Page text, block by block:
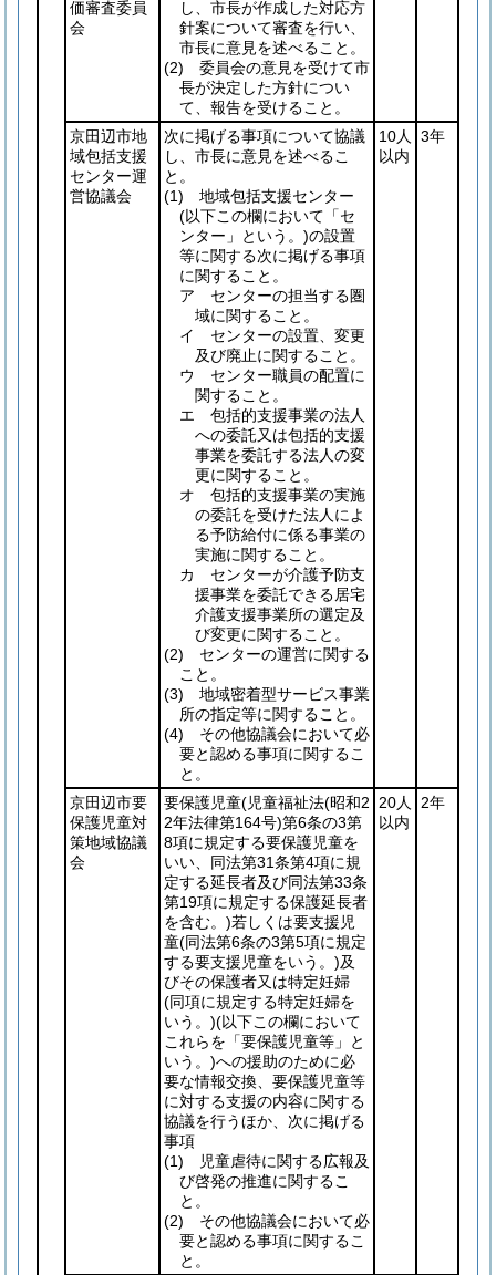
価審査委員
会
し、市長が作成した対応方
針案について審査を行い、
市長に意見を述べること。
(2) 委員会の意見を受けて市
長が決定した方針につい
て、報告を受けること。
京田辺市地
域包括支援
センター運
営協議会
次に掲げる事項について協議
し、市長に意見を述べるこ
と。
(1) 地域包括支援センター
(以下この欄において「セ
ンター」という。)の設置
等に関する次に掲げる事項
に関すること。
ア センターの担当する圏
域に関すること。
イ センターの設置、変更
及び廃止に関すること。
ウ センター職員の配置に
関すること。
エ 包括的支援事業の法人
への委託又は包括的支援
事業を委託する法人の変
更に関すること。
オ 包括的支援事業の実施
の委託を受けた法人によ
る予防給付に係る事業の
実施に関すること。
カ センターが介護予防支
援事業を委託できる居宅
介護支援事業所の選定及
び変更に関すること。
(2) センターの運営に関する
こと。
(3) 地域密着型サービス事業
所の指定等に関すること。
(4) その他協議会において必
要と認める事項に関するこ
と。
10人
以内
3年
京田辺市要
保護児童対
策地域協議
会
要保護児童(児童福祉法(昭和2
2年法律第164号)第6条の3第
8項に規定する要保護児童を
いい、同法第31条第4項に規
定する延長者及び同法第33条
第19項に規定する保護延長者
を含む。)若しくは要支援児
童(同法第6条の3第5項に規定
する要支援児童をいう。)及
びその保護者又は特定妊婦
(同項に規定する特定妊婦を
いう。)(以下この欄において
これらを「要保護児童等」と
いう。)への援助のために必
要な情報交換、要保護児童等
に対する支援の内容に関する
協議を行うほか、次に掲げる
事項
(1) 児童虐待に関する広報及
び啓発の推進に関するこ
と。
(2) その他協議会において必
要と認める事項に関するこ
と。
20人
以内
2年